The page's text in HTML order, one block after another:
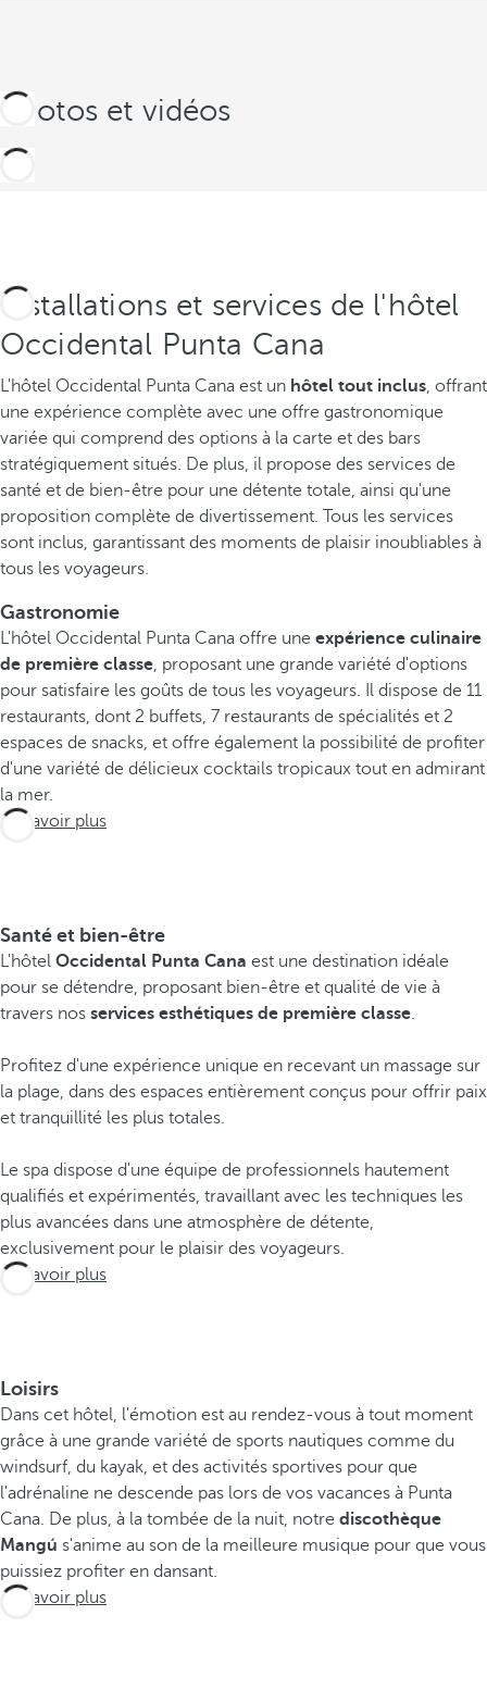
Photos et vidéos
Installations et services de l'hôtel
Occidental Punta Cana
L'hôtel Occidental Punta Cana est un hôtel tout inclus, offrant
une expérience complète avec une offre gastronomique
variée qui comprend des options à la carte et des bars
stratégiquement situés. De plus, il propose des services de
santé et de bien-être pour une détente totale, ainsi qu'une
proposition complète de divertissement. Tous les services
sont inclus, garantissant des moments de plaisir inoubliables à
tous les voyageurs.
Gastronomie
L'hôtel Occidental Punta Cana offre une expérience culinaire
de première classe, proposant une grande variété d'options
pour satisfaire les goûts de tous les voyageurs. Il dispose de 11
restaurants, dont 2 buffets, 7 restaurants de spécialités et 2
espaces de snacks, et offre également la possibilité de profiter
d'une variété de délicieux cocktails tropicaux tout en admirant
la mer.
En savoir plus
Santé et bien-être
L'hôtel Occidental Punta Cana est une destination idéale
pour se détendre, proposant bien-être et qualité de vie à
travers nos services esthétiques de première classe.
Profitez d'une expérience unique en recevant un massage sur
la plage, dans des espaces entièrement conçus pour offrir paix
et tranquillité les plus totales.
Le spa dispose d'une équipe de professionnels hautement
qualifiés et expérimentés, travaillant avec les techniques les
plus avancées dans une atmosphère de détente,
exclusivement pour le plaisir des voyageurs.
En savoir plus
Loisirs
Dans cet hôtel, l'émotion est au rendez-vous à tout moment
grâce à une grande variété de sports nautiques comme du
windsurf, du kayak, et des activités sportives pour que
l'adrénaline ne descende pas lors de vos vacances à Punta
Cana. De plus, à la tombée de la nuit, notre discothèque
Mangú s'anime au son de la meilleure musique pour que vous
puissiez profiter en dansant.
En savoir plus